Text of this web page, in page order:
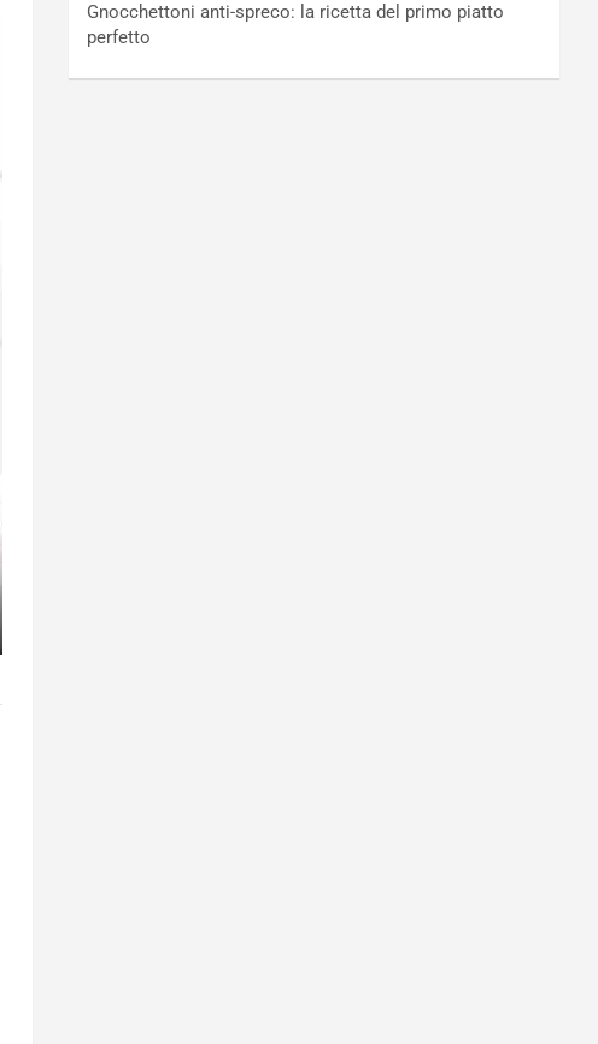
Gnocchettoni anti-spreco: la ricetta del primo piatto
perfetto